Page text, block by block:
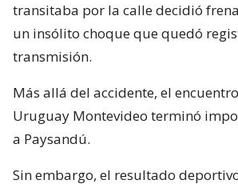
transitaba por la calle decidió
un insólito choque que quedó
transmisión.
Más allá del accidente, el
Uruguay Montevideo terminó
a Paysandú.
Sin embargo, el resultado